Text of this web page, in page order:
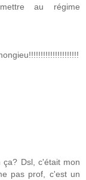
au régime
Dsl, c'était mon
pas prof, c'est un